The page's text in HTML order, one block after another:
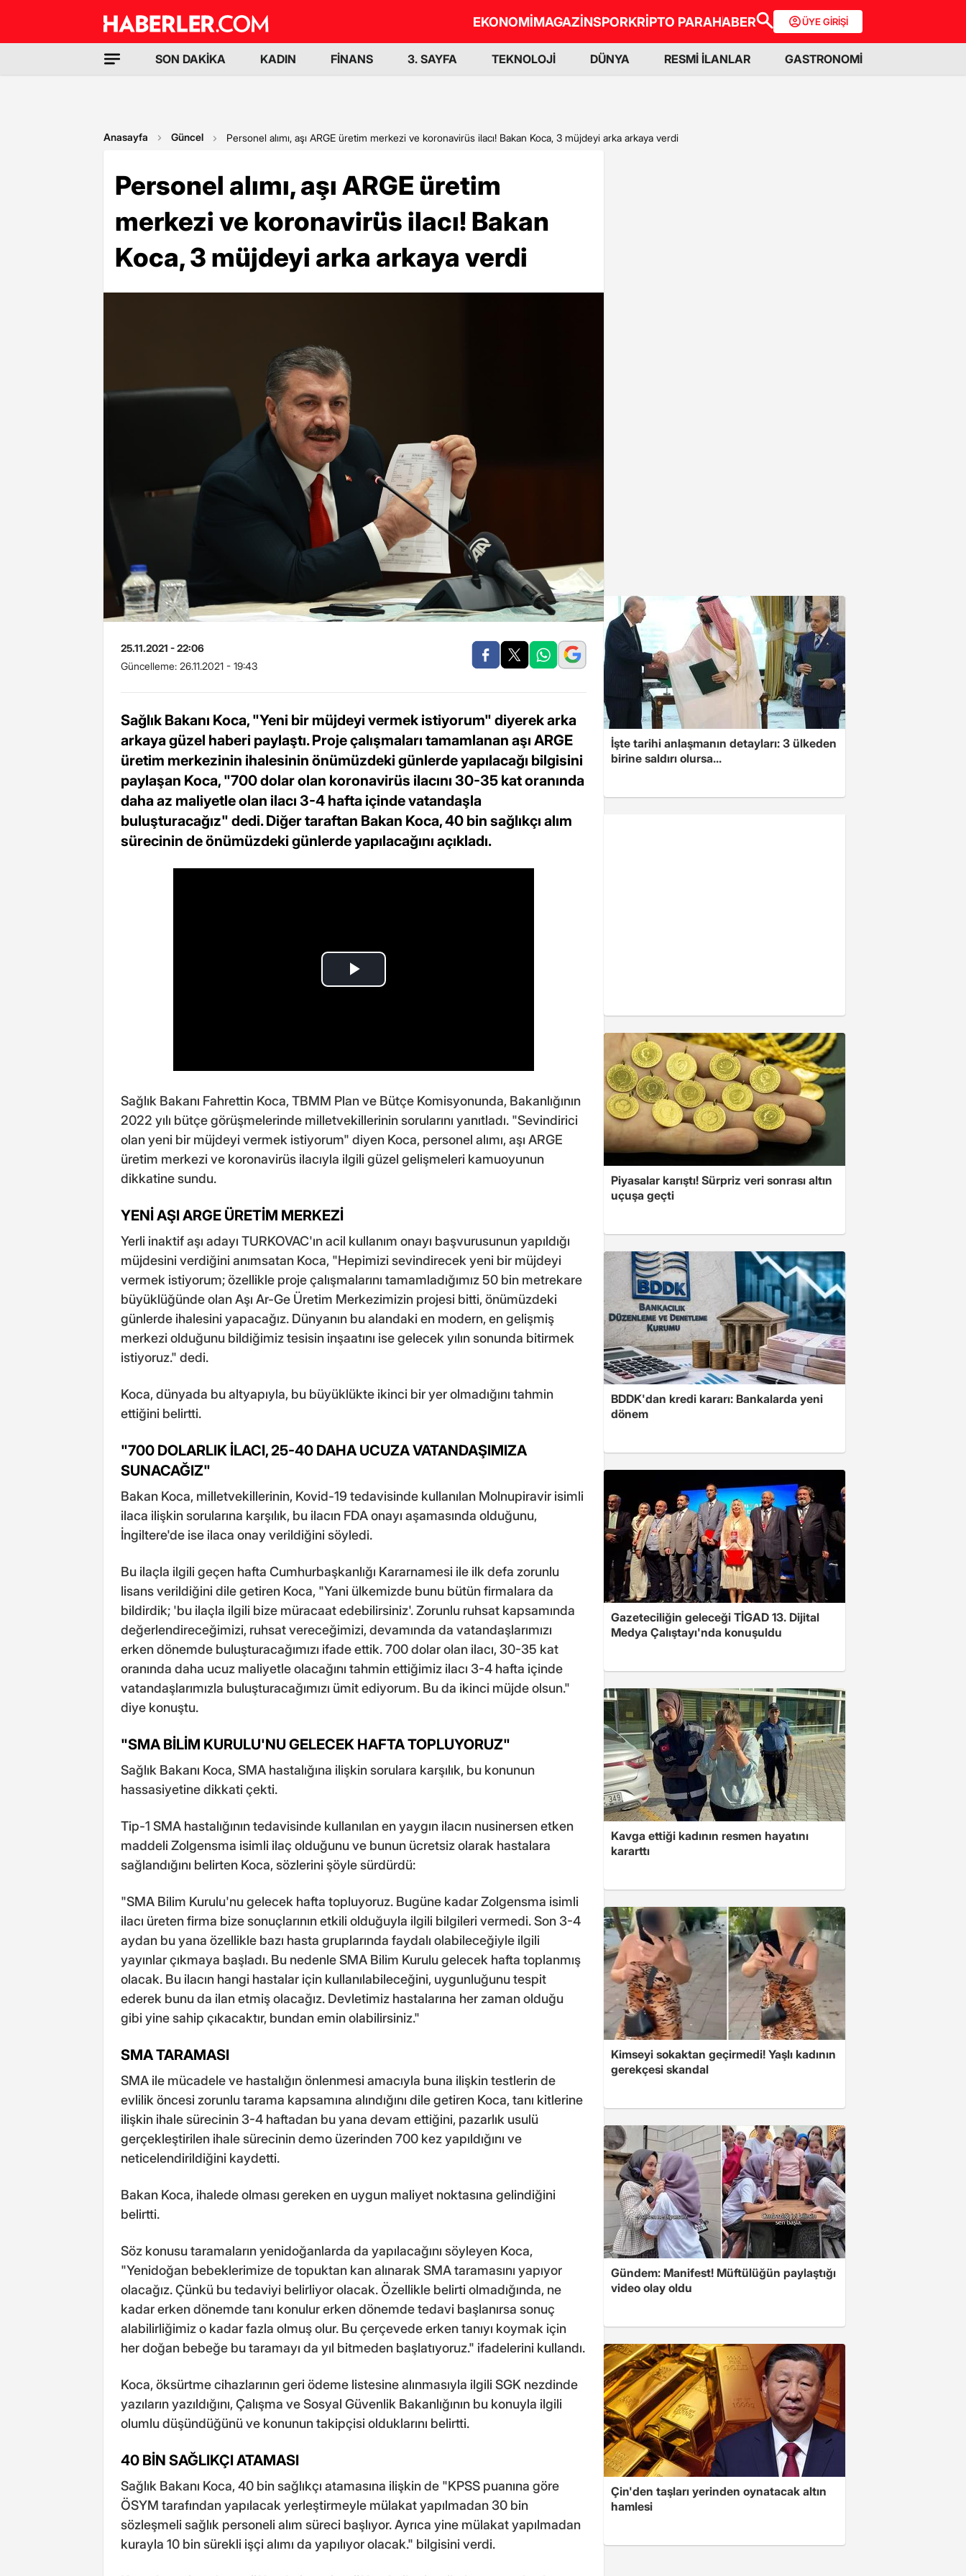
EKONOMİMAGAZİNSPORKRİPTO PARAHABER ÜYE GİRİŞİ
SON DAKİKA KADIN FİNANS 3. SAYFA TEKNOLOJİ DÜNYA RESMİ İLANLAR GASTRONOMİ
Anasayfa Güncel Personel alımı, aşı ARGE üretim merkezi ve koronavirüs ilacı! Bakan Koca, 3 müjdeyi arka arkaya verdi
Personel alımı, aşı ARGE üretim
merkezi ve koronavirüs ilacı! Bakan
Koca, 3 müjdeyi arka arkaya verdi
25.11.2021 - 22:06
Güncelleme: 26.11.2021 - 19:43
Sağlık Bakanı Koca, "Yeni bir müjdeyi vermek istiyorum" diyerek arka
arkaya güzel haberi paylaştı. Proje çalışmaları tamamlanan aşı ARGE
üretim merkezinin ihalesinin önümüzdeki günlerde yapılacağı bilgisini
paylaşan Koca, "700 dolar olan koronavirüs ilacını 30-35 kat oranında
daha az maliyetle olan ilacı 3-4 hafta içinde vatandaşla
buluşturacağız" dedi. Diğer taraftan Bakan Koca, 40 bin sağlıkçı alım
sürecinin de önümüzdeki günlerde yapılacağını açıkladı.
Sağlık Bakanı Fahrettin Koca, TBMM Plan ve Bütçe Komisyonunda, Bakanlığının
2022 yılı bütçe görüşmelerinde milletvekillerinin sorularını yanıtladı. "Sevindirici
olan yeni bir müjdeyi vermek istiyorum" diyen Koca, personel alımı, aşı ARGE
üretim merkezi ve koronavirüs ilacıyla ilgili güzel gelişmeleri kamuoyunun
dikkatine sundu.
YENİ AŞI ARGE ÜRETİM MERKEZİ
Yerli inaktif aşı adayı TURKOVAC'ın acil kullanım onayı başvurusunun yapıldığı
müjdesini verdiğini anımsatan Koca, "Hepimizi sevindirecek yeni bir müjdeyi
vermek istiyorum; özellikle proje çalışmalarını tamamladığımız 50 bin metrekare
büyüklüğünde olan Aşı Ar-Ge Üretim Merkezimizin projesi bitti, önümüzdeki
günlerde ihalesini yapacağız. Dünyanın bu alandaki en modern, en gelişmiş
merkezi olduğunu bildiğimiz tesisin inşaatını ise gelecek yılın sonunda bitirmek
istiyoruz." dedi.
Koca, dünyada bu altyapıyla, bu büyüklükte ikinci bir yer olmadığını tahmin
ettiğini belirtti.
"700 DOLARLIK İLACI, 25-40 DAHA UCUZA VATANDAŞIMIZA
SUNACAĞIZ"
Bakan Koca, milletvekillerinin, Kovid-19 tedavisinde kullanılan Molnupiravir isimli
ilaca ilişkin sorularına karşılık, bu ilacın FDA onayı aşamasında olduğunu,
İngiltere'de ise ilaca onay verildiğini söyledi.
Bu ilaçla ilgili geçen hafta Cumhurbaşkanlığı Kararnamesi ile ilk defa zorunlu
lisans verildiğini dile getiren Koca, "Yani ülkemizde bunu bütün firmalara da
bildirdik; 'bu ilaçla ilgili bize müracaat edebilirsiniz'. Zorunlu ruhsat kapsamında
değerlendireceğimizi, ruhsat vereceğimizi, devamında da vatandaşlarımızı
erken dönemde buluşturacağımızı ifade ettik. 700 dolar olan ilacı, 30-35 kat
oranında daha ucuz maliyetle olacağını tahmin ettiğimiz ilacı 3-4 hafta içinde
vatandaşlarımızla buluşturacağımızı ümit ediyorum. Bu da ikinci müjde olsun."
diye konuştu.
"SMA BİLİM KURULU'NU GELECEK HAFTA TOPLUYORUZ"
Sağlık Bakanı Koca, SMA hastalığına ilişkin sorulara karşılık, bu konunun
hassasiyetine dikkati çekti.
Tip-1 SMA hastalığının tedavisinde kullanılan en yaygın ilacın nusinersen etken
maddeli Zolgensma isimli ilaç olduğunu ve bunun ücretsiz olarak hastalara
sağlandığını belirten Koca, sözlerini şöyle sürdürdü:
"SMA Bilim Kurulu'nu gelecek hafta topluyoruz. Bugüne kadar Zolgensma isimli
ilacı üreten firma bize sonuçlarının etkili olduğuyla ilgili bilgileri vermedi. Son 3-4
aydan bu yana özellikle bazı hasta gruplarında faydalı olabileceğiyle ilgili
yayınlar çıkmaya başladı. Bu nedenle SMA Bilim Kurulu gelecek hafta toplanmış
olacak. Bu ilacın hangi hastalar için kullanılabileceğini, uygunluğunu tespit
ederek bunu da ilan etmiş olacağız. Devletimiz hastalarına her zaman olduğu
gibi yine sahip çıkacaktır, bundan emin olabilirsiniz."
SMA TARAMASI
SMA ile mücadele ve hastalığın önlenmesi amacıyla buna ilişkin testlerin de
evlilik öncesi zorunlu tarama kapsamına alındığını dile getiren Koca, tanı kitlerine
ilişkin ihale sürecinin 3-4 haftadan bu yana devam ettiğini, pazarlık usulü
gerçekleştirilen ihale sürecinin demo üzerinden 700 kez yapıldığını ve
neticelendirildiğini kaydetti.
Bakan Koca, ihalede olması gereken en uygun maliyet noktasına gelindiğini
belirtti.
Söz konusu taramaların yenidoğanlarda da yapılacağını söyleyen Koca,
"Yenidoğan bebeklerimize de topuktan kan alınarak SMA taramasını yapıyor
olacağız. Çünkü bu tedaviyi belirliyor olacak. Özellikle belirti olmadığında, ne
kadar erken dönemde tanı konulur erken dönemde tedavi başlanırsa sonuç
alabilirliğimiz o kadar fazla olmuş olur. Bu çerçevede erken tanıyı koymak için
her doğan bebeğe bu taramayı da yıl bitmeden başlatıyoruz." ifadelerini kullandı.
Koca, öksürtme cihazlarının geri ödeme listesine alınmasıyla ilgili SGK nezdinde
yazıların yazıldığını, Çalışma ve Sosyal Güvenlik Bakanlığının bu konuyla ilgili
olumlu düşündüğünü ve konunun takipçisi olduklarını belirtti.
40 BİN SAĞLIKÇI ATAMASI
Sağlık Bakanı Koca, 40 bin sağlıkçı atamasına ilişkin de "KPSS puanına göre
ÖSYM tarafından yapılacak yerleştirmeyle mülakat yapılmadan 30 bin
sözleşmeli sağlık personeli alım süreci başlıyor. Ayrıca yine mülakat yapılmadan
kurayla 10 bin sürekli işçi alımı da yapılıyor olacak." bilgisini verdi.
İşte tarihi anlaşmanın detayları: 3 ülkeden
birine saldırı olursa...
Piyasalar karıştı! Sürpriz veri sonrası altın
uçuşa geçti
BDDK'dan kredi kararı: Bankalarda yeni
dönem
Gazeteciliğin geleceği TİGAD 13. Dijital
Medya Çalıştayı'nda konuşuldu
Kavga ettiği kadının resmen hayatını
kararttı
Kimseyi sokaktan geçirmedi! Yaşlı kadının
gerekçesi skandal
Gündem: Manifest! Müftülüğün paylaştığı
video olay oldu
Çin'den taşları yerinden oynatacak altın
hamlesi